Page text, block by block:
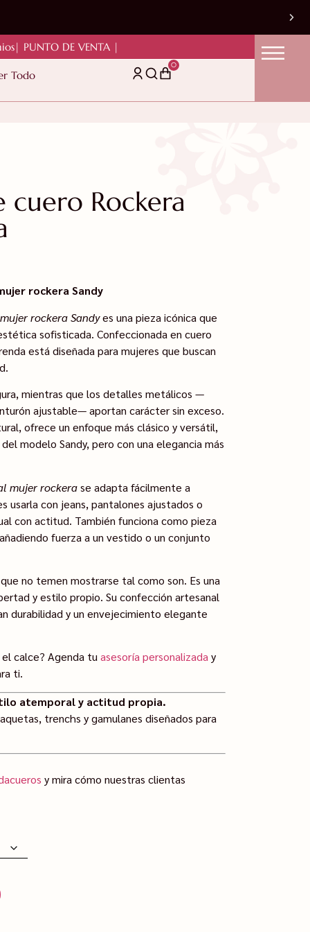
| PUNTO DE VENTA |
Todo
0
cuero Rockera
rockera Sandy
rockera Sandyes una pieza icónica que
sofisticada. Confeccionada en cuero
está diseñada para mujeres que buscan
mientras que los detalles metálicos —
ajustable— aportan carácter sin exceso.
ofrece un enfoque más clásico y versátil,
modelo Sandy, pero con una elegancia más
mujer rockerase adapta fácilmente a
usarla con jeans, pantalones ajustados o
con actitud. También funciona como pieza
fuerza a un vestido o un conjunto
no temen mostrarse tal como son. Es una
y estilo propio. Su confección artesanal
durabilidad y un envejecimiento elegante
calce? Agenda tuasesoría personalizaday
ti.
atemporal y actitud propia.
trenchs y gamulanes diseñados para
y mira cómo nuestras clientas